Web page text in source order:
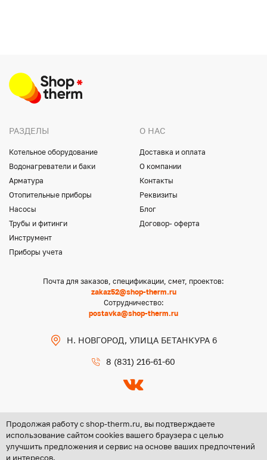
РАЗДЕЛЫ
Котельное оборудование
Водонагреватели и баки
Арматура
Отопительные приборы
Насосы
Трубы и фитинги
Инструмент
Приборы учета
О НАС
Доставка и оплата
О компании
Контакты
Реквизиты
Блог
Договор- оферта
Почта для заказов, спецификации, смет, проектов:
zakaz52@shop-therm.ru
Сотрудничество:
postavka@shop-therm.ru
Н. НОВГОРОД, УЛИЦА БЕТАНКУРА 6
8 (831) 216-61-60
Copyright @ 2026 ООО «ЦЕНТР ГРУПП НН»
Продолжая работу с shop-therm.ru, вы подтверждаете
использование сайтом cookies вашего браузера с целью
улучшить предложения и сервис на основе ваших предпочтений
и интересов.